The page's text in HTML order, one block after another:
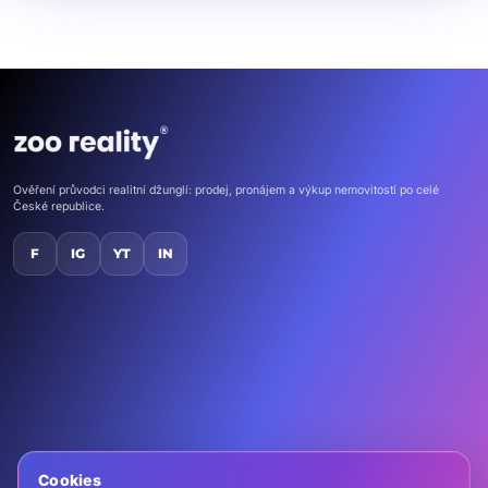
Ověření průvodci realitní džunglí: prodej, pronájem a výkup nemovitostí po celé
České republice.
F IG YT IN
Cookies